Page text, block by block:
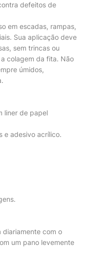
defeitos de
em escadas, rampas,
Sua aplicação deve
sem trincas ou
colagem da fita. Não
úmidos,
liner de papel
e adesivo acrílico.
diariamente com o
um pano levemente